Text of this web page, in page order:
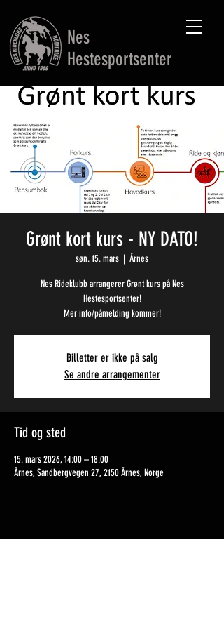
Nes
Hestesportsenter
Grønt kort kurs - NY DATO!
søn. 15. mars
  |
Årnes
Nes Rideklubb arrangerer Grønt kurs på Nes
Hestesportsenter!
Mer info/påmelding kommer!
Billetter er ikke på salg
Se andre arrangementer
Tid og sted
15. mars 2026, 14:00 – 18:00
Årnes, Sandbergvegen 27, 2150 Årnes, Norge